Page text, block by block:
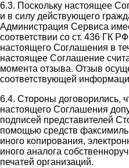
6.3. Поскольку настоящее
и в силу действующего
Администрация Сервиса
соответствии со ст. 436 ГК
настоящего Соглашения в
настоящее Соглашение
момента отзыва. Отзыв
соответствующей
6.4. Стороны договорились,
настоящего Соглашения
подписей представителей
помощью средств
иного копирования,
иного аналога
печатей организаций.